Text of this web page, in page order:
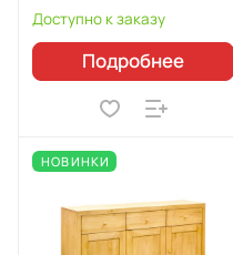
Доступно к заказу
Подробнее
НОВИНКИ